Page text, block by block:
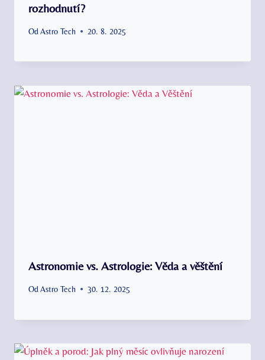
rozhodnutí?
Od Astro Tech 20. 8. 2025
Astronomie vs. Astrologie: Věda a věštění
Od Astro Tech 30. 12. 2025